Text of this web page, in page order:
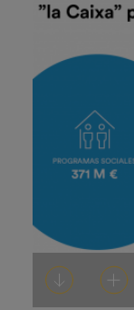
DescargarAñadir